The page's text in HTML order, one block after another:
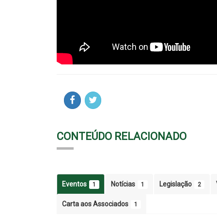
CONTEÚDO RELACIONADO
Eventos 1 Notícias 1 Legislação 2
Carta aos Associados 1